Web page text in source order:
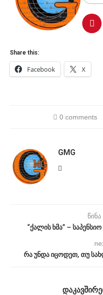
Share this:
Facebook X
0 comments
GMG
“ქალის ხმა” –
რა უნდა იცოდეთ, თუ